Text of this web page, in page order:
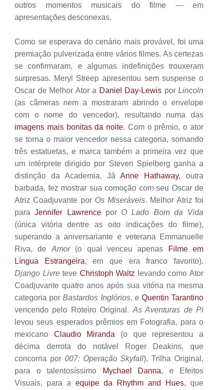
outros momentos musicais do filme — em
apresentações desconexas.
Como se esperava do cenário mais provável, foi uma
premiação pulverizada entre vários filmes. As certezas
se confirmaram, e algumas indefinições trouxeram
surpresas. Meryl Streep apresentou sem suspenseo
Oscar de Melhor Ator a Daniel Day-Lewis por Lincoln
(as câmeras nem a mostraram abrindo o envelope
com o nome do vencedor), resultando numa das
imagens mais bonitas da noite. Com o prêmio, o ator
se torna o maior vencedor nessa categoria, somando
três estatuetas, e marca também a primeira vez que
um intérprete dirigido por Steven Spielberg ganha a
distinção da Academia. Já Anne Hathaway, outra
barbada, fez mostrar sua comoção com seu Oscar de
Atriz Coadjuvante por Os Miseráveis. Melhor Atriz foi
paraJennifer Lawrencepor O Lado Bom da Vida
(única vitória dentre as oito indicações do filme),
superando a aniversariante e veterana Emmanuelle
Riva, de Amor (o qual venceu apenas
Filme em
Língua Estrangeira, em que era franco favorito).
Django Livreteve Christoph Waltz levando como Ator
Coadjuvante quatro anos após sua vitória na mesma
categoria porBastardos Inglórios, e Quentin Tarantino
vencendo pelo Roteiro Original. As Aventuras de Pi
levou seus esperados prêmios em Fotografia, para o
mexicano Claudio Miranda (o que representou a
décima derrota do notável Roger Deakins, que
concorria por 007: Operação Skyfall), Trilha Original,
para o talentosíssimo
Mychael Danna, e Efeitos
Visuais, para a equipe da Rhythm and Hues, que